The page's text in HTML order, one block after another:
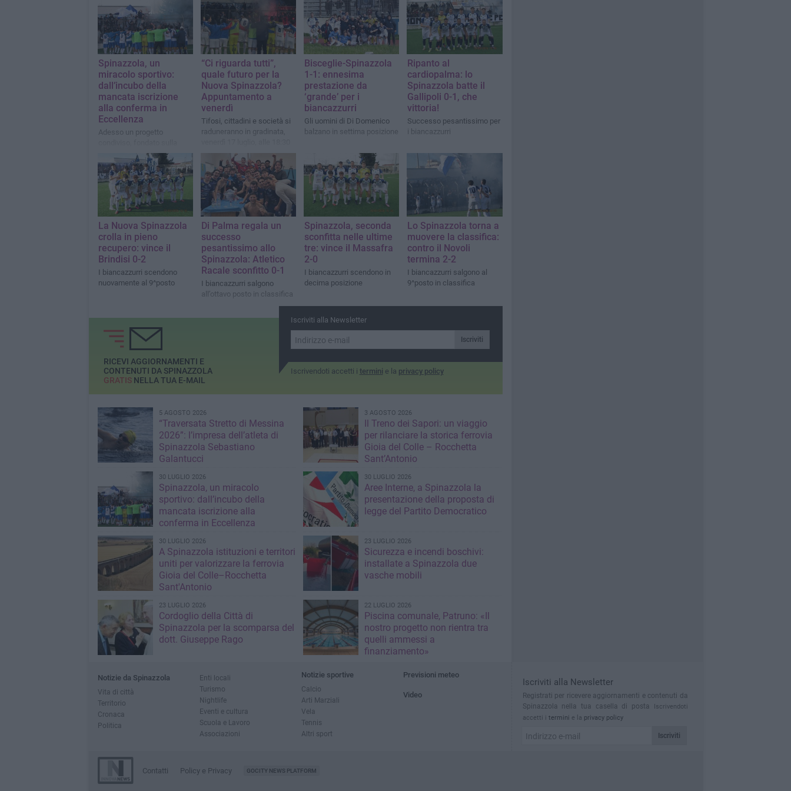
Spinazzola, un
miracolo sportivo:
dall’incubo della
mancata iscrizione
alla conferma in
Eccellenza
Adesso un progetto
partecipazione, sul senso di
appartenenza e sulla
responsabilità collettiva
“Ci riguarda tutti”,
quale futuro per la
Nuova Spinazzola?
Appuntamento a
venerdì
Tifosi, cittadini e società si
raduneranno in gradinata,
Bisceglie-Spinazzola
1-1: ennesima
prestazione da
‘grande’ per i
biancazzurri
Gli uomini di Di Domenico
balzano in settima posizione
Ripanto al
cardiopalma: lo
Spinazzola batte il
Gallipoli 0-1, che
vittoria!
Successo pesantissimo per
i biancazzurri
La Nuova Spinazzola
crolla in pieno
recupero: vince il
Brindisi 0-2
I biancazzurri scendono
nuovamente al 9^posto
Di Palma regala un
successo
pesantissimo allo
Spinazzola: Atletico
Racale sconfitto 0-1
I biancazzurri salgono
all’ottavo posto in classifica
Spinazzola, seconda
sconfitta nelle ultime
tre: vince il Massafra
2-0
I biancazzurri scendono in
decima posizione
Lo Spinazzola torna a
muovere la classifica:
contro il Novoli
termina 2-2
I biancazzurri salgono al
9^posto in classifica
Iscriviti alla Newsletter
Iscriviti
Iscrivendoti accetti i termini e la privacy policy
RICEVI AGGIORNAMENTI E
CONTENUTI DA SPINAZZOLA
GRATISNELLA TUA E-MAIL
5 AGOSTO 2026
“Traversata Stretto di Messina
2026”: l’impresa dell’atleta di
Spinazzola Sebastiano
Galantucci
3 AGOSTO 2026
Il Treno dei Sapori: un viaggio
per rilanciare la storica ferrovia
Gioia del Colle – Rocchetta
Sant’Antonio
30 LUGLIO 2026
Spinazzola, un miracolo
sportivo: dall’incubo della
mancata iscrizione alla
conferma in Eccellenza
30 LUGLIO 2026
Aree Interne, a Spinazzola la
presentazione della proposta di
legge del Partito Democratico
30 LUGLIO 2026
A Spinazzola istituzioni e territori
uniti per valorizzare la ferrovia
Gioia del Colle–Rocchetta
Sant'Antonio
23 LUGLIO 2026
Sicurezza e incendi boschivi:
installate a Spinazzola due
vasche mobili
23 LUGLIO 2026
Cordoglio della Città di
Spinazzola per la scomparsa del
dott. Giuseppe Rago
22 LUGLIO 2026
Piscina comunale, Patruno: «Il
nostro progetto non rientra tra
quelli ammessi a
finanziamento»
Notizie da Spinazzola
Vita di città
Territorio
Cronaca
Politica
Enti locali
Turismo
Nightlife
Eventi e cultura
Scuola e Lavoro
Associazioni
Notizie sportive
Calcio
Arti Marziali
Vela
Tennis
Altri sport
Previsioni meteo
Video
Iscriviti alla Newsletter
Registrati per ricevere aggiornamenti e contenuti da
Spinazzola nella tua casella di posta
Iscrivendoti
accetti i termini e la privacy policy
Iscriviti
Contatti Policy e Privacy GOCITY NEWS PLATFORM